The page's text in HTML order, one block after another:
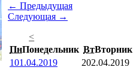
← Предыдущая
Следующая →
<
ПнПонедельник ВтВторник
101.04.2019 202.04.2019